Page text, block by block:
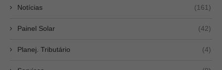
Notícias (161)
Painel Solar (42)
Planej. Tributário (4)